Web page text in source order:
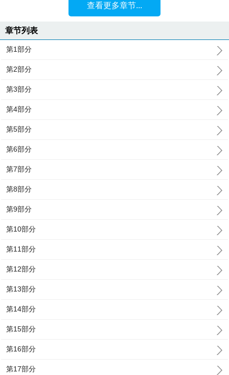
查看更多章节...
章节列表
第1部分
第2部分
第3部分
第4部分
第5部分
第6部分
第7部分
第8部分
第9部分
第10部分
第11部分
第12部分
第13部分
第14部分
第15部分
第16部分
第17部分